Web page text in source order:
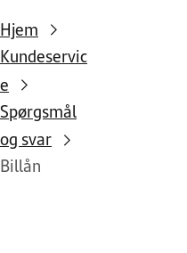
Hjem
Kundeservic
e
Spørgsmål
og svar
Billån